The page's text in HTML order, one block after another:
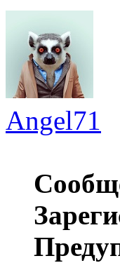
Angel71